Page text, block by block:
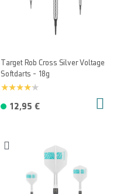
Target Rob Cross Silver Voltage
Softdarts - 18g
12,95 €